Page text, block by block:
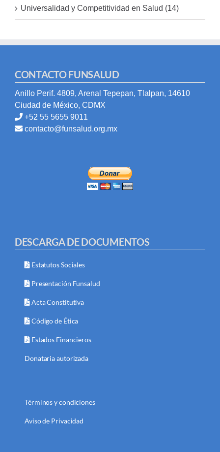
Universalidad y Competitividad en Salud (14)
CONTACTO FUNSALUD
Anillo Perif. 4809, Arenal Tepepan, Tlalpan, 14610
Ciudad de México, CDMX
+52 55 5655 9011
contacto@funsalud.org.mx
DESCARGA DE DOCUMENTOS
Estatutos Sociales
Presentación Funsalud
Acta Constitutiva
Código de Ética
Estados Financieros
Donataria autorizada
Términos y condiciones
Aviso de Privacidad